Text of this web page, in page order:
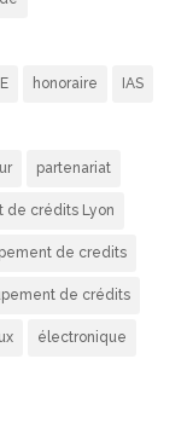
honoraire IAS
partenariat
de crédits Lyon
de credits
de crédits
électronique